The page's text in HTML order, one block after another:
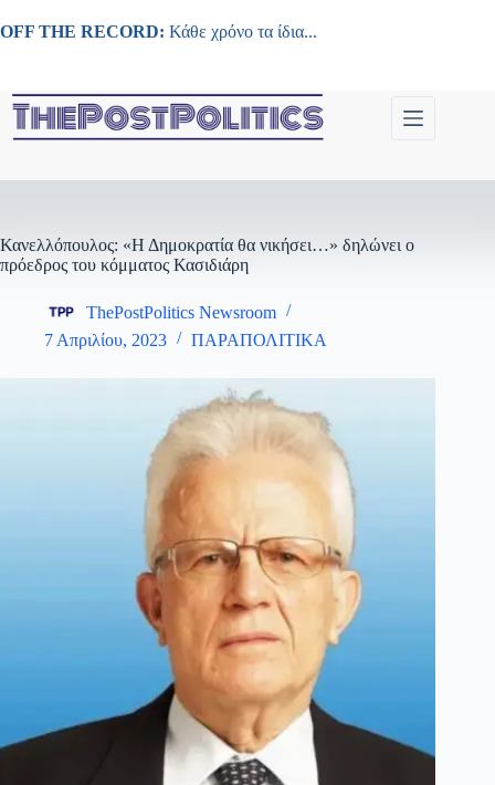
στο
OFF THE RECORD: Κάθε χρόνο τα ίδια...
Κανελλόπουλος: «Η Δημοκρατία θα νικήσει…» δηλώνει ο
πρόεδρος του κόμματος Κασιδιάρη
ThePostPolitics Newsroom
7 Απριλίου, 2023
ΠΑΡΑΠΟΛΙΤΙΚΑ